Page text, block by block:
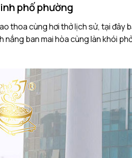
phố phường
thoa cùng hơi thở lịch sử, tại
ban mai hòa cùng làn khói